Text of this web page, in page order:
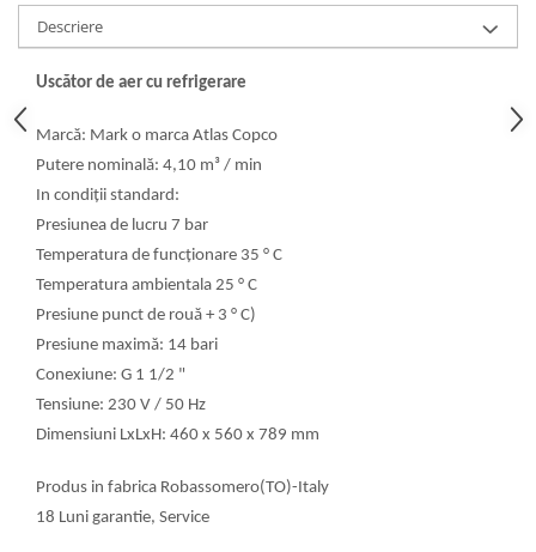
Descriere
Uscător de aer cu refrigerare
Marcă: Mark o marca Atlas Copco
Putere nominală: 4,10 m³ / min
In condiții standard:
Presiunea de lucru 7 bar
Temperatura de funcționare 35 ° C
Temperatura ambientala 25 ° C
Presiune punct de rouă + 3 ° C)
Presiune maximă: 14 bari
Conexiune: G 1 1/2 "
Tensiune: 230 V / 50 Hz
Dimensiuni LxLxH: 460 x 560 x 789 mm
Produs in fabrica Robassomero(TO)-Italy
18 Luni garantie, Service